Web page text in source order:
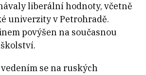
liberální hodnoty, včetně
univerzity v Petrohradě.
povýšen na současnou
se na ruských